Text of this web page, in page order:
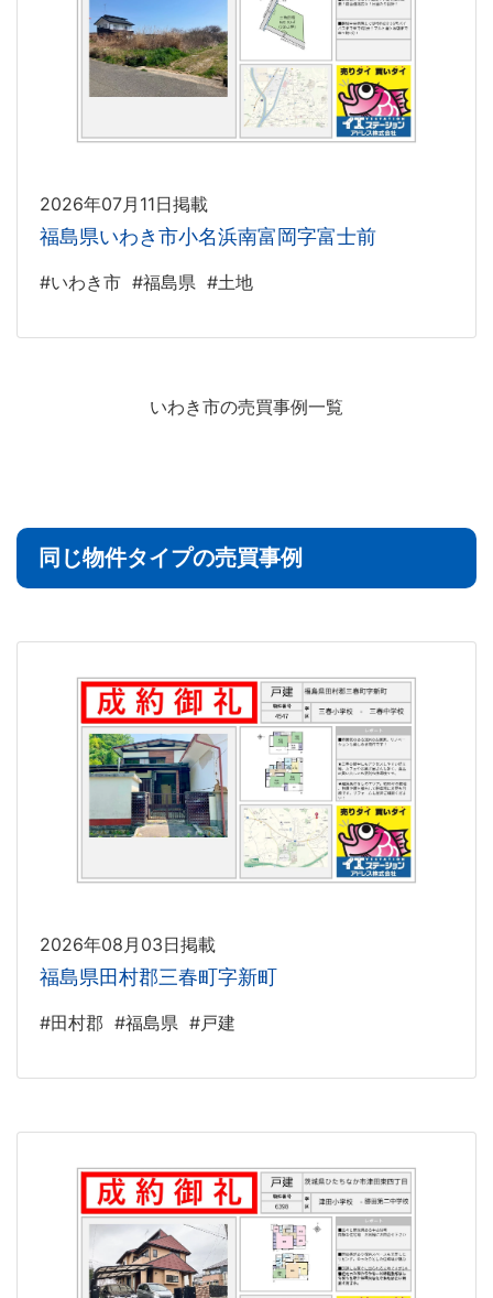
2026年07月11日掲載
福島県いわき市小名浜南富岡字富士前
#いわき市 #福島県 #土地
いわき市の売買事例一覧
同じ物件タイプの売買事例
2026年08月03日掲載
福島県田村郡三春町字新町
#田村郡 #福島県 #戸建